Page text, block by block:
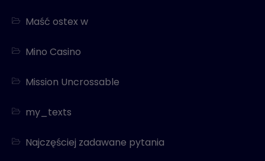
Maść ostex w
Mino Casino
Mission Uncrossable
my_texts
Najczęściej zadawane pytania